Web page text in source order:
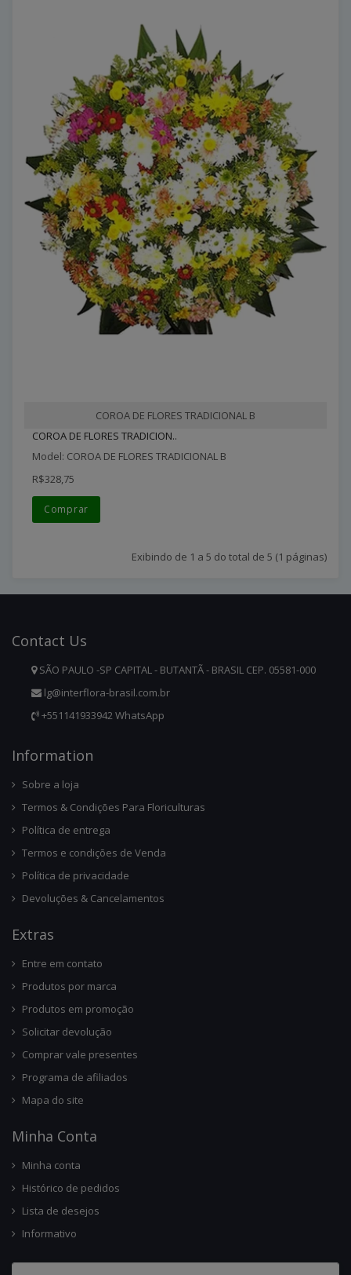
COROA DE FLORES TRADICIONAL B
COROA DE FLORES TRADICION..
Model: COROA DE FLORES TRADICIONAL B
R$328,75
Comprar
Exibindo de 1 a 5 do total de 5 (1 páginas)
Contact Us
SÃO PAULO -SP CAPITAL - BUTANTÃ - BRASIL CEP. 05581-000
lg@interflora-brasil.com.br
+551141933942 WhatsApp
InforMation
Sobre a loja
Termos & Condições Para Floriculturas
Política de entrega
Termos e condições de Venda
Política de privacidade
Devoluções & Cancelamentos
ExtRas
Entre em contato
Produtos por marca
Produtos em promoção
Solicitar devolução
Comprar vale presentes
Programa de afiliados
Mapa do site
Minha Conta
Minha conta
Histórico de pedidos
Lista de desejos
Informativo